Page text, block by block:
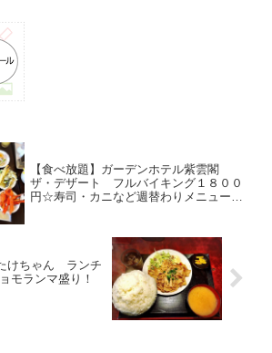
【食べ放題】ガーデンホテル紫雲閣
ザ・デザート フルバイキング１８００
円☆寿司・カニなど週替わりメニューあ
けちゃん ランチ
モランマ盛り！